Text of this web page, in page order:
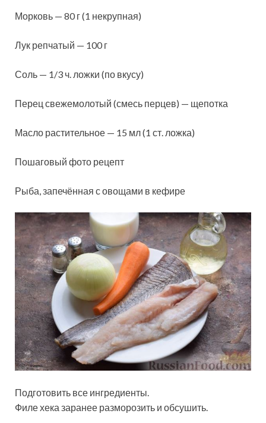
Морковь — 80 г (1 некрупная)
Лук репчатый — 100 г
Соль — 1/3 ч. ложки (по вкусу)
Перец свежемолотый (смесь перцев) — щепотка
Масло растительное — 15 мл (1 ст. ложка)
Пошаговый фото рецепт
Рыба, запечённая с овощами в кефире
Подготовить все ингредиенты.
Филе хека заранее разморозить и обсушить.